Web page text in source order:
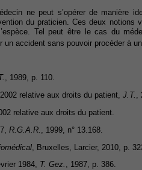
ne peut s’opérer de manière
du praticien. Ces deux notions
Tel peut être le cas du
un accident sans pouvoir procéder à
, 1989, p. 110.
relative aux droits du patient, J.T. ,
relative aux droits du patient.
R.G.A.R.
, 1999, n° 13.168.
, Bruxelles, Larcier, 2010, p.
1984, T. Gez. , 1987, p. 386.